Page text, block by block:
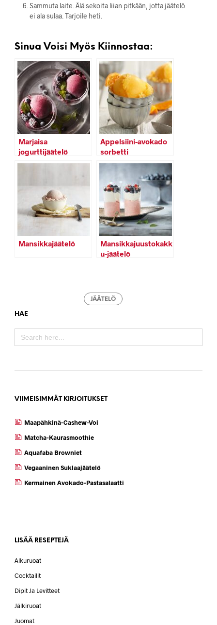
Sammuta laite. Älä sekoita liian pitkään, jotta jäätelö
ei ala sulaa. Tarjoile heti.
Sinua Voisi Myös Kiinnostaa:
Marjaisa
jogurttijäätelö
Appelsiini-avokado
sorbetti
Mansikkajäätelö
Mansikkajuustokakk
u-jäätelö
JÄÄTELÖ
HAE
SEARCH
FOR:
VIIMEISIMMÄT KIRJOITUKSET
Maapähkinä-Cashew-Voi
Matcha-Kaurasmoothie
Aquafaba Browniet
Vegaaninen Suklaajäätelö
Kermainen Avokado-Pastasalaatti
LISÄÄ RESEPTEJÄ
Alkuruoat
Cocktailit
Dipit Ja Levitteet
Jälkiruoat
Juomat